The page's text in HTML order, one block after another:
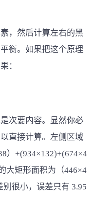
，然后计算左右的黑
衡。如果把这个原理
：
次要内容。显然你必
直接计算。左侧区域
）+(934×132)+(674×4
大矩形面积为（446×4
很小，误差只有 3.95